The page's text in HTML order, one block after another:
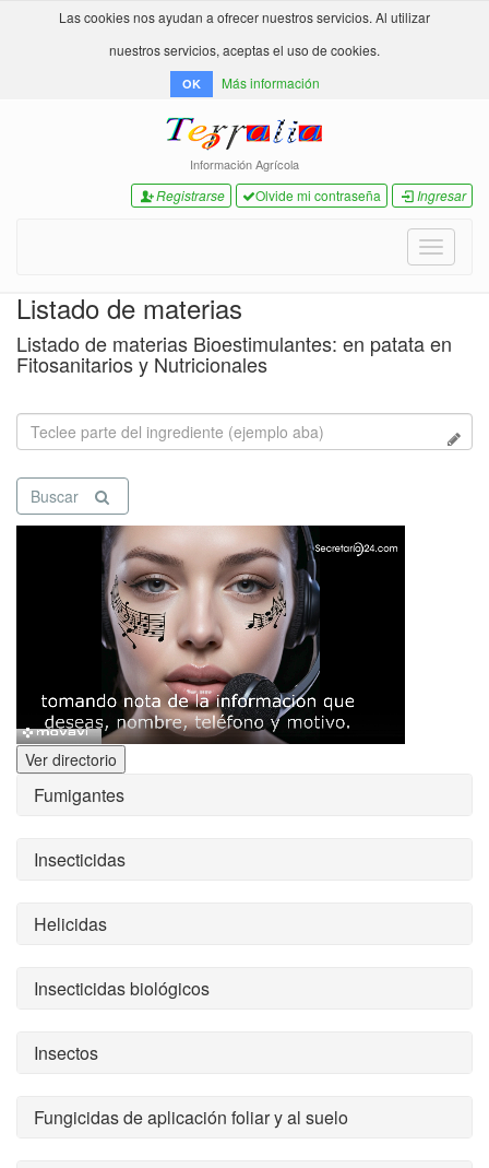
Las cookies nos ayudan a ofrecer nuestros servicios. Al utilizar
nuestros servicios, aceptas el uso de cookies.
OK Más información
Información Agrícola
Registrarse Olvide mi contraseña Ingresar
Toggle
Listado de materias
Listado de materias Bioestimulantes: en patata en
Fitosanitarios y Nutricionales
Buscar
Ver directorio
Fumigantes
Insecticidas
Helicidas
Insecticidas biológicos
Insectos
Fungicidas de aplicación foliar y al suelo